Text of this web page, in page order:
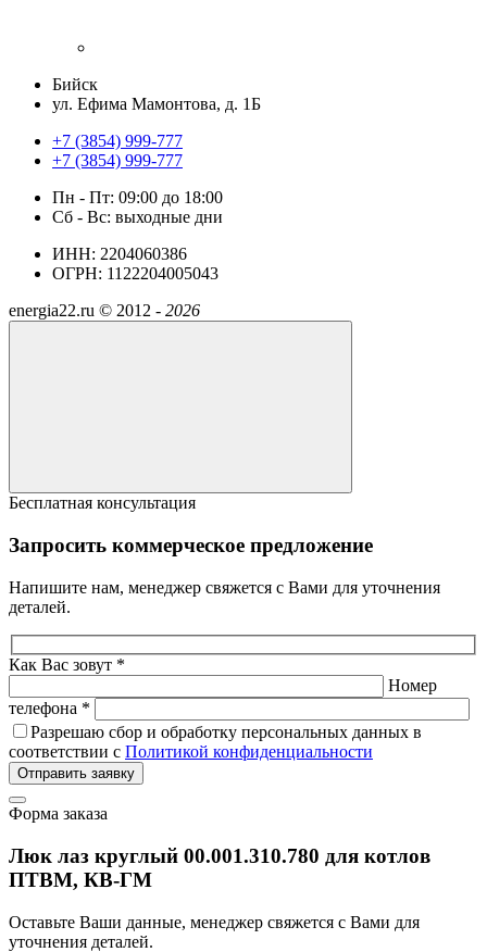
Бийск
ул. Ефима Мамонтова, д. 1Б
+7 (3854) 999-777
+7 (3854) 999-777
Пн - Пт: 09:00 до 18:00
Сб - Вс: выходные дни
ИНН: 2204060386
ОГРН: 1122204005043
energia22.ru © 2012 - 2026
Бесплатная консультация
Запросить коммерческое предложение
Напишите нам, менеджер свяжется с Вами для уточнения
деталей.
Как Вас зовут *
Номер
телефона *
Разрешаю сбор и обработку персональных данных в
соответствии с Политикой конфиденциальности
Отправить заявку
Форма заказа
Люк лаз круглый 00.001.310.780 для котлов
ПТВМ, КВ-ГМ
Оставьте Ваши данные, менеджер свяжется с Вами для
уточнения деталей.